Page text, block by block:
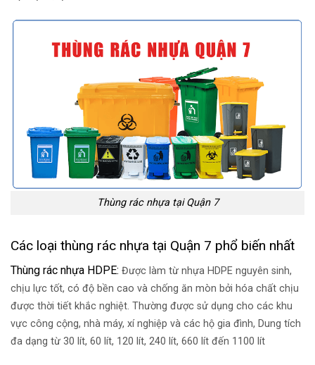
Thùng rác nhựa tại Quận 7
Các loại thùng rác nhựa tại Quận 7 phổ biến nhất
Thùng rác nhựa HDPE: Được làm từ nhựa HDPE nguyên sinh,
chịu lực tốt, có độ bền cao và chống ăn mòn bởi hóa chất chịu
được thời tiết khắc nghiệt. Thường được sử dụng cho các khu
vực công cộng, nhà máy, xí nghiệp và các hộ gia đình, Dung tích
đa dạng từ 30 lít, 60 lít, 120 lít, 240 lít, 660 lít đến 1100 lít